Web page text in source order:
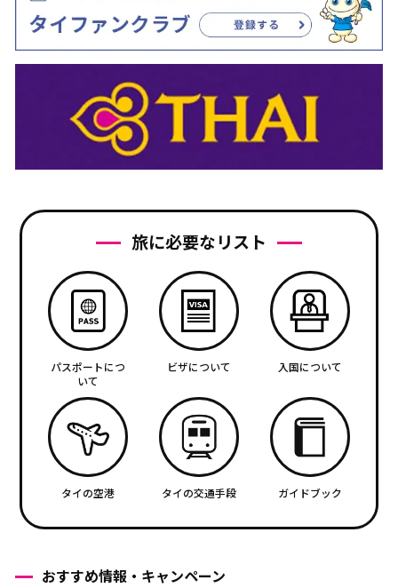
旅に必要なリスト
パスポートにつ
いて
ビザについて 入国について
タイの空港 タイの交通手段 ガイドブック
おすすめ情報・キャンペーン